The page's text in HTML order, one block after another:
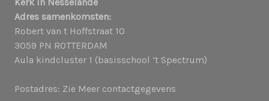
g
a
Adres samenkomsten:
Robert van t Hoffstraat 10
3059 PN ROTTERDAM
Aula kindcluster 1 (basisschool ’t Spectrum)
Postadres: Zie Meer contactgegevens